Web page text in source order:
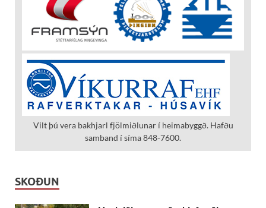
Vilt þú vera bakhjarl fjölmiðlunar í heimabyggð. Hafðu
samband í síma 848-7600.
SKOÐUN